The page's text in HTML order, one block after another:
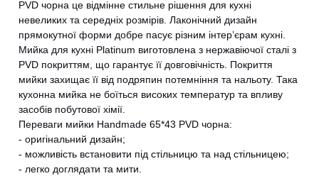
PVD чорна це відмінне стильне рішення для кухні
невеликих та середніх розмірів. Лаконічний дизайн
прямокутної форми добре пасує різним інтер’єрам кухні.
Мийка для кухні Platinum виготовлена з нержавіючої сталі з
PVD покриттям, що гарантує її довговічність. Покриття
мийки захищає її від подряпин потемніння та нальоту. Така
кухонна мийка не боїться високих температур та впливу
засобів побутової хімії.
Переваги мийки Handmade 65*43 PVD чорна:
- оригінальний дизайн;
- можливість встановити під стільницю та над стільницею;
- легко доглядати та мити.